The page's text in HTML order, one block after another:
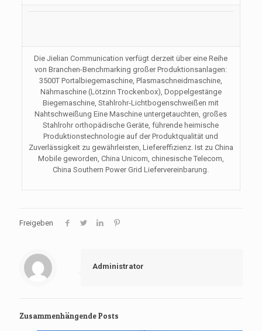
Die Jielian Communication verfügt derzeit über eine Reihe
von Branchen-Benchmarking großer Produktionsanlagen:
3500T Portalbiegemaschine, Plasmaschneidmaschine,
Nähmaschine (Lötzinn Trockenbox), Doppelgestänge
Biegemaschine, Stahlrohr-Lichtbogenschweißen mit
Nahtschweißung Eine Maschine untergetauchten, großes
Stahlrohr orthopädische Geräte, führende heimische
Produktionstechnologie auf der Produktqualität und
Zuverlässigkeit zu gewährleisten, Liefereffizienz. Ist zu China
Mobile geworden, China Unicom, chinesische Telecom,
China Southern Power Grid Liefervereinbarung.
Freigeben
Administrator
Zusammenhängende Posts